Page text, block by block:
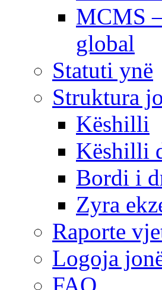
MCMS
global
Statuti ynë
Struktura
Këshilli
Këshilli
Bordi i
Zyra
Raporte
Logoja
FAQ